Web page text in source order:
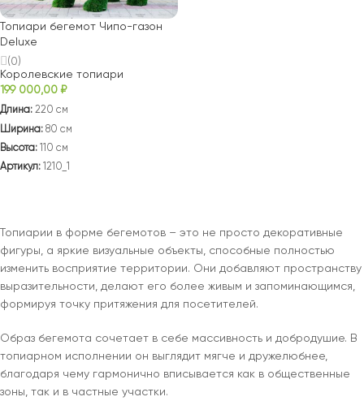
Топиари бегемот Чипо-газон
Deluxe
(0)
Королевские топиари
199 000,00₽
Длина: 220 см
Ширина: 80 см
Высота: 110 см
Артикул: 1210_1
Топиарии в форме бегемотов – это не просто декоративные
фигуры, а яркие визуальные объекты, способные полностью
изменить восприятие территории. Они добавляют пространству
выразительности, делают его более живым и запоминающимся,
формируя точку притяжения для посетителей.
Образ бегемота сочетает в себе массивность и добродушие. В
топиарном исполнении он выглядит мягче и дружелюбнее,
благодаря чему гармонично вписывается как в общественные
зоны, так и в частные участки.